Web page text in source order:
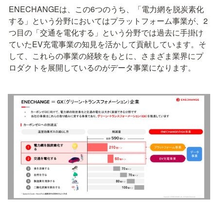
ENECHANGEは、この6つのうち、「電力網を脱炭素化
する」という分野においてはプラットフォーム事業が、2
つ目の「交通を電化する」という分野では過去に手掛け
ていたEV充電事業の知見を活かして貢献しています。そ
して、これらの事業の経験をもとに、さまざま業界にプ
ロダクトを展開しているのがデータ事業になります。